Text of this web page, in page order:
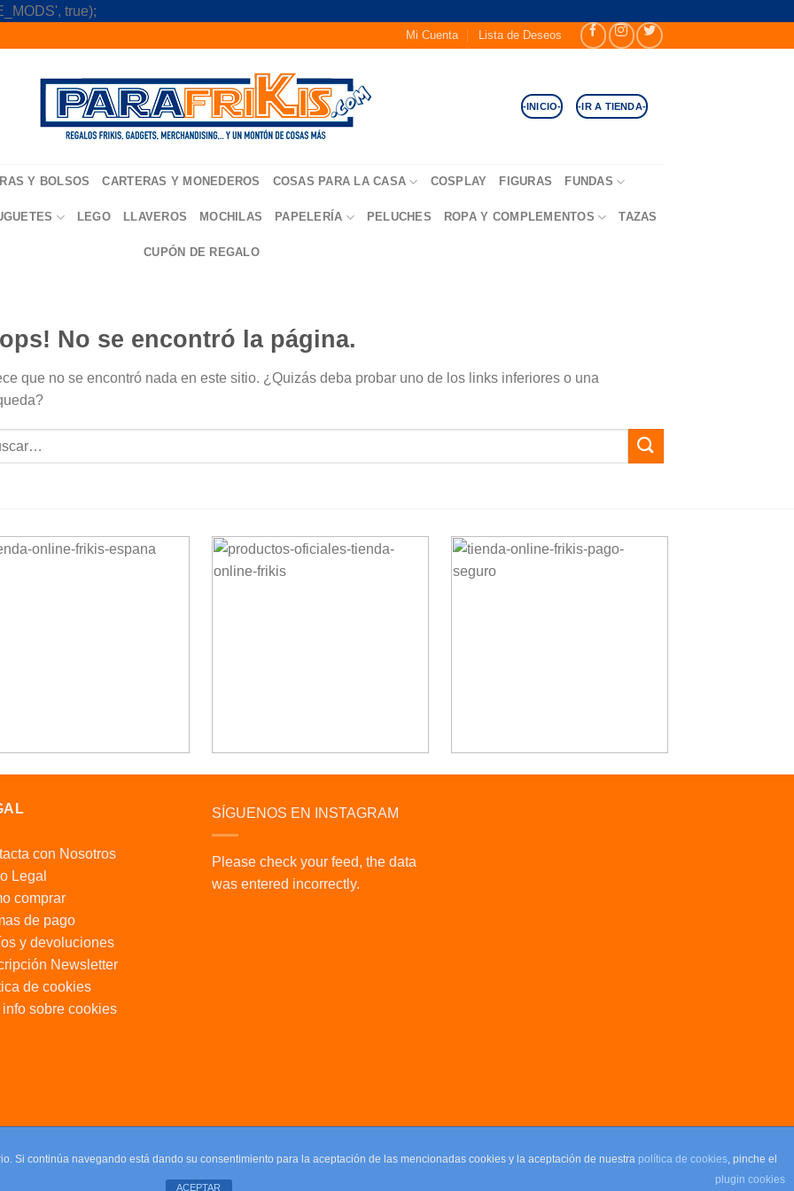
true);
Mi Cuenta Lista de Deseos
-INICIO- -IR A TIENDA-
Y BOLSOS CARTERAS Y MONEDEROS COSAS PARA LA CASA COSPLAY FIGURAS FUNDAS
LEGO LLAVEROS MOCHILAS PAPELERÍA PELUCHES ROPA Y COMPLEMENTOS TAZAS
CUPÓN DE REGALO
No se encontró la página.
que no se encontró nada en este sitio. ¿Quizás deba probar uno de los links inferiores o una
con Nosotros
Legal
comprar
de pago
y devoluciones
Newsletter
de cookies
info sobre cookies
SÍGUENOS EN INSTAGRAM
Please check your feed, the data
was entered incorrectly.
Si continúa navegando está dando su consentimiento para la aceptación de las mencionadas cookies y la aceptación de nuestra política de cookies, pinche el
plugin cookies
ACEPTAR